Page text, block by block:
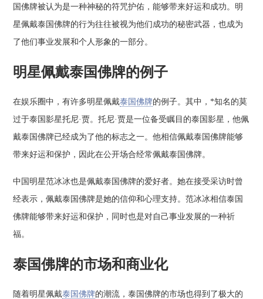
国佛牌被认为是一种神秘的符咒护佑，能够带来好运和成功。明
星佩戴泰国佛牌的行为往往被视为他们成功的秘密武器，也成为
了他们事业发展和个人形象的一部分。
明星佩戴泰国佛牌的例子
在娱乐圈中，有许多明星佩戴泰国佛牌的例子。其中，*知名的莫
过于泰国影星托尼·贾。托尼·贾是一位备受瞩目的泰国影星，他佩
戴泰国佛牌已经成为了他的标志之一。他相信佩戴泰国佛牌能够
带来好运和保护，因此在公开场合经常佩戴泰国佛牌。
中国明星范冰冰也是佩戴泰国佛牌的爱好者。她在接受采访时曾
经表示，佩戴泰国佛牌是她的信仰和心理支持。范冰冰相信泰国
佛牌能够带来好运和保护，同时也是对自己事业发展的一种祈
福。
泰国佛牌的市场和商业化
随着明星佩戴泰国佛牌的潮流，泰国佛牌的市场也得到了极大的